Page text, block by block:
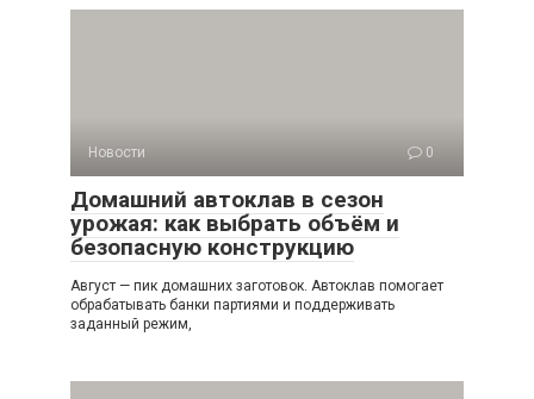
Новости 0
Домашний автоклав в сезон
урожая: как выбрать объём и
безопасную конструкцию
Август — пик домашних заготовок. Автоклав помогает
обрабатывать банки партиями и поддерживать
заданный режим,